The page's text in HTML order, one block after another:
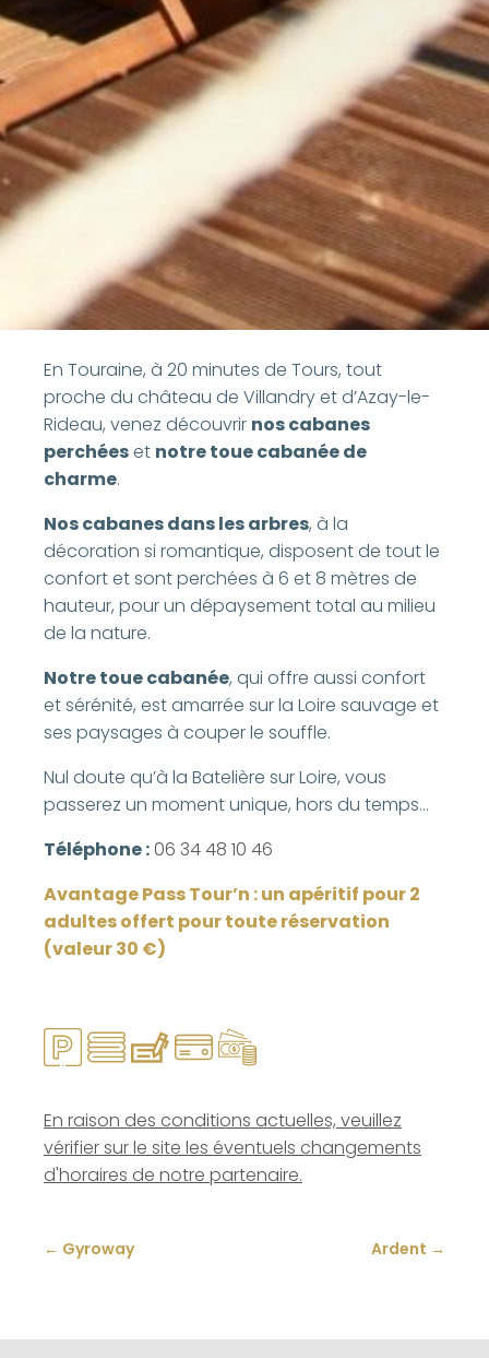
En Touraine, à 20 minutes de Tours, tout
proche du château de Villandry et d’Azay-le-
Rideau, venez découvrir nos cabanes
perchéeset notre toue cabanée de
charme.
Nos cabanes dans les arbres, à la
décoration si romantique, disposent de tout le
confort et sont perchées à 6 et 8 mètres de
hauteur, pour un dépaysement total au milieu
de la nature.
Notre toue cabanée, qui offre aussi confort
et sérénité, est amarrée sur la Loire sauvage et
ses paysages à couper le souffle.
Nul doute qu’à la Batelière sur Loire, vous
passerez un moment unique, hors du temps…
Téléphone : 06 34 48 10 46
Avantage Pass Tour’n : un apéritif pour 2
adultes offert pour toute réservation
(valeur 30 €)
En raison des conditions actuelles, veuillez
vérifier sur le site les éventuels changements
d'horaires de notre partenaire.
← Gyroway Ardent →